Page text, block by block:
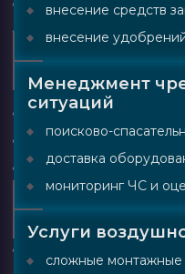
внесение средств
внесение
Менеджмент
ситуаций
поисково-
доставка
мониторинг ЧС и
Услуги
сложные монтажные